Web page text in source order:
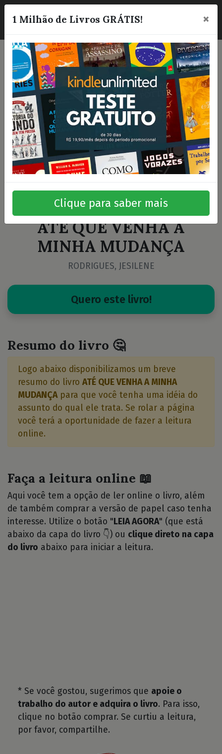
☰
ATÉ QUE VENHA A
MINHA MUDANÇA
RODRIGUES, JESILENE
Quero este livro!
Resumo do livro 🤔
Logo abaixo disponibilizamos um breve
resumo do livro ATÉ QUE VENHA A MINHA
MUDANÇApara que você tenha uma idéia do
assunto do qual ele trata. Se rolar a página
você terá a oportunidade de fazer a leitura
online.
Faça a leitura online 📖
Aqui você tem a opção de ler online o livro, além
de também comprar a versão de papel caso tenha
interesse. Utilize o botão " LEIA AGORA" (que está
abaixo da capa do livro 👇) ou clique direto na capa
do livro abaixo para iniciar a leitura.
* Se você gostou, sugerimos que apoie o
trabalho do autor e adquira o livro. Para isso,
clique no botão comprar. Se curtiu a leitura,
por favor, compartilhe.
1 Milhão de Livros GRÁTIS! ×
Clique para saber mais